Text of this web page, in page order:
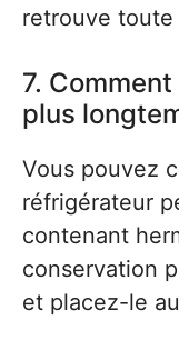
retrouve toute
7.
plus
Vous pouvez
réfrigérateur
contenant
conservation
et placez-le